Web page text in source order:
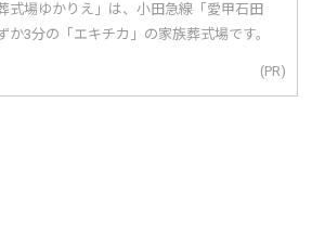
式場ゆかりえ」は、小田急線「愛甲石田
か3分の「エキチカ」の家族葬式場です。
(PR)